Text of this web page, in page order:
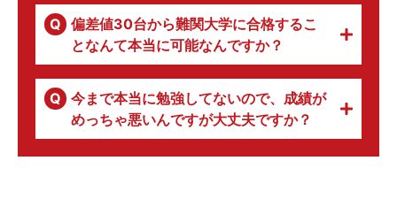
偏差値30台から難関大学に合格するこ
となんて本当に可能なんですか？
今まで本当に勉強してないので、成績が
めっちゃ悪いんですが大丈夫ですか？